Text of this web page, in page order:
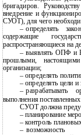
бригадиров.
внедрение и
СУОТ), для чего
– определять
содержащие
распространяющиеся на
– выявлять ОПФ и
прошлыми,
организации;
– определять
– определять цели
– разрабатывать
выполнения поставленных
СУОТ должна
– планирование
– контроль
–